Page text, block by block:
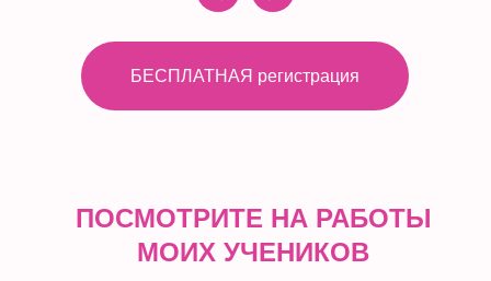
БЕСПЛАТНАЯ регистрация
ПОСМОТРИТЕ НА РАБОТЫ
МОИХ УЧЕНИКОВ